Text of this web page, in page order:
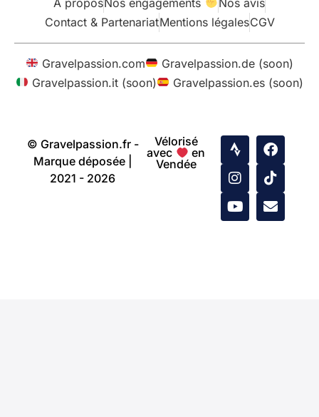
Contact & PartenariatMentions légalesCGV
Gravelpassion.com
Gravelpassion.de (soon)
Gravelpassion.it (soon)
Gravelpassion.es (soon)
© Gravelpassion.fr -
Marque déposée |
2021 - 2026
Vélorisé
avec
en
Vendée